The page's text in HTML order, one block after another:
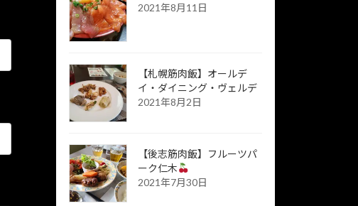
2021年8月11日
【札幌筋肉飯】オールデ
イ・ダイニング・ヴェルデ
2021年8月2日
【後志筋肉飯】フルーツパ
ーク仁木
2021年7月30日